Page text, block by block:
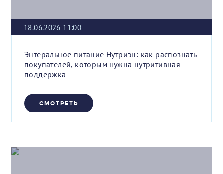
18.06.2026 11:00
Энтеральное питание Нутриэн: как распознать
покупателей, которым нужна нутритивная
поддержка
СМОТРЕТЬ